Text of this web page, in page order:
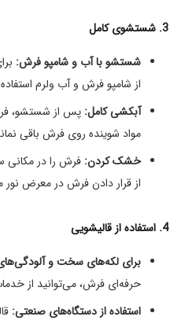
3. شستشوی کامل
شستشو با آب و شامپو فرش:
از شامپو فرش و آب ولرم
آبکشی کامل: پس از شستشو،
مواد شوینده روی فرش باقی
خشک کردن: فرش را در مکانی
از قرار دادن فرش در معرض
4. استفاده از قالیشویی
برای لکه‌های سخت و
حرفه‌ای فرش، می‌توانید از
استفاده از دستگاه‌های صنعتی: